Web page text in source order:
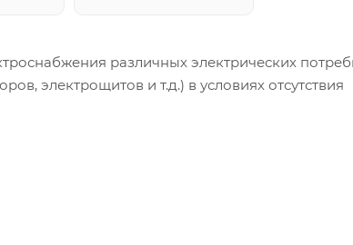
различных электрических
электрощитов и т.д.) в условиях отсутствия